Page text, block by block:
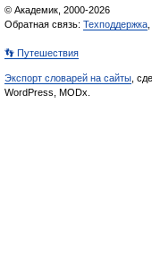
© Академик, 2000-2026
Обратная связь: Техподдержка
👣 Путешествия
Экспорт словарей на сайты ,
WordPress, MODx.